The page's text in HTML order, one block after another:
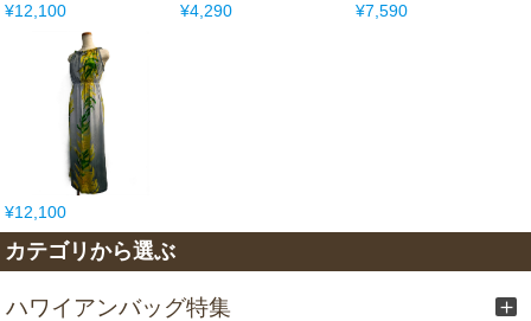
¥12,100 ¥4,290 ¥7,590
¥12,100
カテゴリから選ぶ
ハワイアンバッグ特集